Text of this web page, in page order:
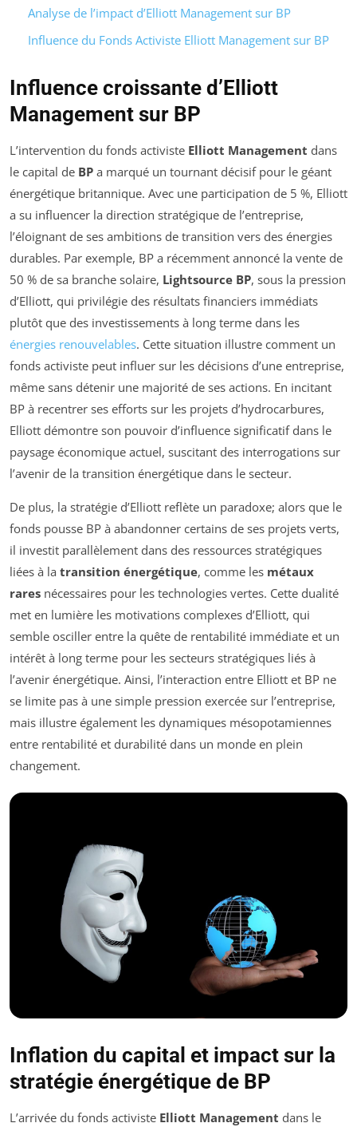
Analyse de l’impact d’Elliott Management sur BP
Influence du Fonds Activiste Elliott Management sur BP
Influence croissante d’Elliott
Management sur BP
L’intervention du fonds activiste Elliott Management dans
le capital de BP a marqué un tournant décisif pour le géant
énergétique britannique. Avec une participation de 5 %, Elliott
a su influencer la direction stratégique de l’entreprise,
l’éloignant de ses ambitions de transition vers des énergies
durables. Par exemple, BP a récemment annoncé la vente de
50 % de sa branche solaire, Lightsource BP, sous la pression
d’Elliott, qui privilégie des résultats financiers immédiats
plutôt que des investissements à long terme dans les
énergies renouvelables. Cette situation illustre comment un
fonds activiste peut influer sur les décisions d’une entreprise,
même sans détenir une majorité de ses actions. En incitant
BP à recentrer ses efforts sur les projets d’hydrocarbures,
Elliott démontre son pouvoir d’influence significatif dans le
paysage économique actuel, suscitant des interrogations sur
l’avenir de la transition énergétique dans le secteur.
De plus, la stratégie d’Elliott reflète un paradoxe; alors que le
fonds pousse BP à abandonner certains de ses projets verts,
il investit parallèlement dans des ressources stratégiques
liées à la transition énergétique, comme les métaux
rares nécessaires pour les technologies vertes. Cette dualité
met en lumière les motivations complexes d’Elliott, qui
semble osciller entre la quête de rentabilité immédiate et un
intérêt à long terme pour les secteurs stratégiques liés à
l’avenir énergétique. Ainsi, l’interaction entre Elliott et BP ne
se limite pas à une simple pression exercée sur l’entreprise,
mais illustre également les dynamiques mésopotamiennes
entre rentabilité et durabilité dans un monde en plein
changement.
Inflation du capital et impact sur la
stratégie énergétique de BP
L’arrivée du fonds activiste Elliott Management dans le